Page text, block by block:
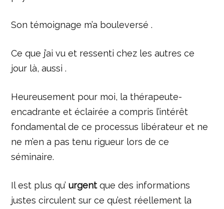
Son témoignage m’a bouleversé .
Ce que j’ai vu et ressenti chez les autres ce
jour là, aussi .
Heureusement pour moi, la thérapeute-
encadrante et éclairée a compris l’intérêt
fondamental de ce processus libérateur et ne
ne m’en a pas tenu rigueur lors de ce
séminaire.
Il est plus qu’urgentque des informations
justes circulent sur ce qu’est réellement la